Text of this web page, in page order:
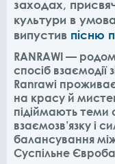
заходах,
культури в
випустив пісню
RANRAWI —
спосіб взаємодії
Ranrawi
на красу й
підіймають теми
взаємозв’язку і
балансування
Суспільне